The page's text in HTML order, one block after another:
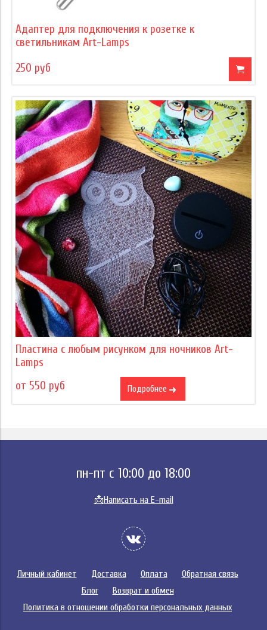
Адаптер для подключения к розетке к
светильникам Art-Lamps
250 руб
Пластина с любым рисунком для ночников Art-
Lamps
от 550 руб
Подробнее
пн-пт с 10:00 до 18:00
📩Написать на E-mail
Личный кабинет Доставка Оплата
Обратная связь
Блог
Возврат и обмен
Политика в отношении обработки персональных данных